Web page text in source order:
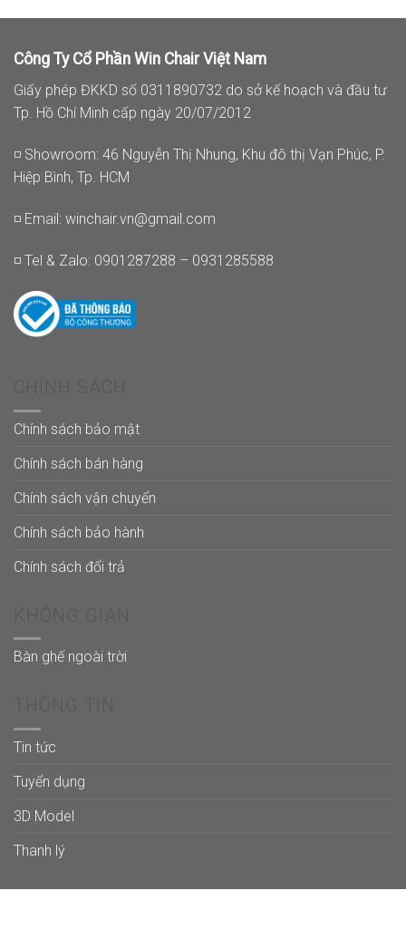
Công Ty Cổ Phần Win Chair Việt Nam
Giấy phép ĐKKD số 0311890732 do sở kế hoạch và đầu tư
Tp. Hồ Chí Minh cấp ngày 20/07/2012
◽ Showroom: 46 Nguyễn Thị Nhung, Khu đô thị Vạn Phúc, P.
Hiệp Bình, Tp. HCM
◽ Email: winchair.vn@gmail.com
◽ Tel & Zalo: 0901287288 – 0931285588
Chính sách bảo mật
Chính sách bán hàng
Chính sách vận chuyển
Chính sách bảo hành
Chính sách đổi trả
Bàn ghế ngoài trời
Tin tức
Tuyển dụng
3D Model
Thanh lý